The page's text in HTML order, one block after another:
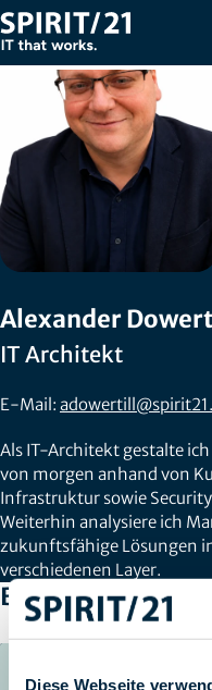
Diese Webseite
Alexander
IT Architekt
E-Mail:
Als IT-Architekt gestalte
von morgen anhand von
Infrastruktur sowie
Weiterhin analysiere ich
zukunftsfähige Lösungen
verschiedenen Layer.
Blog-Artikel von